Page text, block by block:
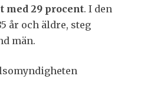
med 29 procent. I den
år och äldre, steg
män.